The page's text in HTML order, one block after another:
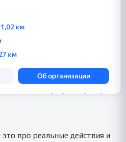
про реальные действия и